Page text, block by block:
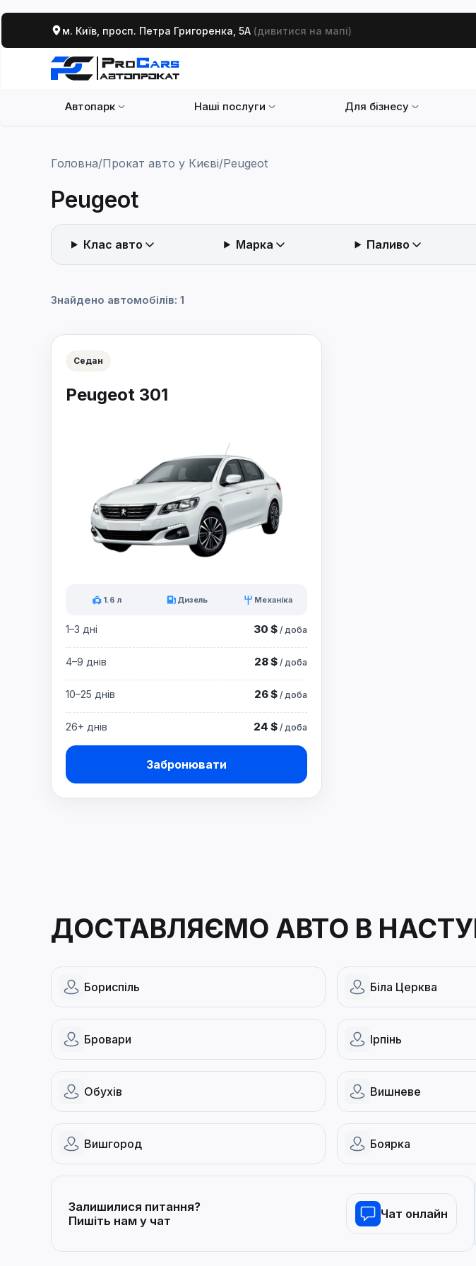
м. Київ, просп. Петра Григоренка, 5А (дивитися на мапі)
Автопарк Наші послуги Для бізнесу
Головна/Прокат авто у Києві/Peugeot
Peugeot
Клас авто Марка Паливо
Знайдено автомобілів: 1
Сортування
Седан
Peugeot 301
1.6 л Дизель Механіка
1–3 дні 30 $ / доба
4–9 днів 28 $ / доба
10–25 днів 26 $ / доба
26+ днів 24 $ / доба
Забронювати
ДОСТАВЛЯЄМО АВТО В
Бориспіль Біла Церква
Бровари Ірпінь
Обухів Вишневе
Вишгород Боярка
Залишилися питання?
Пишіть нам у чат
Чат онлайн